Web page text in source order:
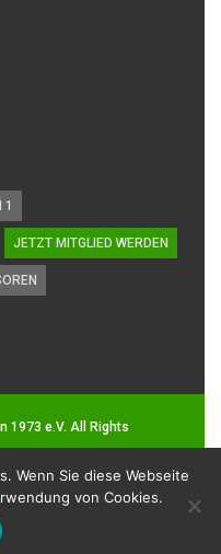
1
JETZT MITGLIED WERDEN
1973 e.V. All Rights
Wenn Sie diese Webseite
von Cookies.